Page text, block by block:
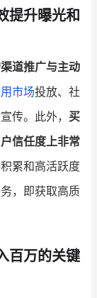
提升曝光和
道推广与主动
市场投放、社
传。此外， 买
信任度上非常
累和高活跃度
，即获取高质
百万的关键